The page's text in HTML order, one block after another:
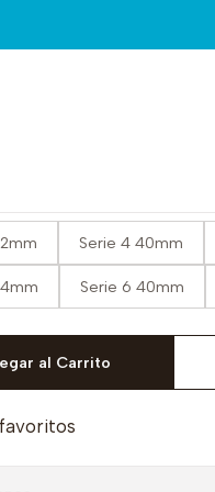
Serie 4 40mm
Serie 6 40mm
al Carrito